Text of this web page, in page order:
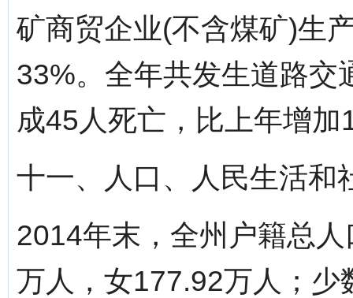
矿商贸企业(不含煤矿)生
33%。全年共发生道路交
成45人死亡，比上年增加
十一、人口、人民生活和
2014年末，全州户籍总
万人，女177.92万人；